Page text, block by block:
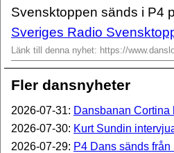
Svensktoppen sänds i P4
Sveriges Radio
Länk till denna nyhet: https://
Fler dansnyheter
2026-07-31: Dansbanan Cortina
2026-07-30: Kurt Sundin
2026-07-29: P4 Dans sänds från